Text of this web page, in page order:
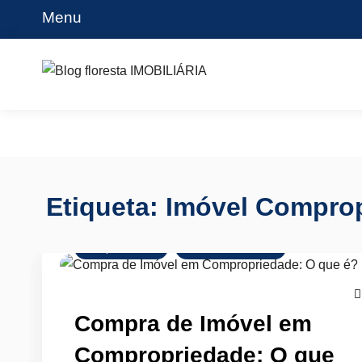
Menu
Blog floresta IMOBILIÁRIA
Etiqueta: Imóvel
Compra de Imóvel em
Compropriedade: O que